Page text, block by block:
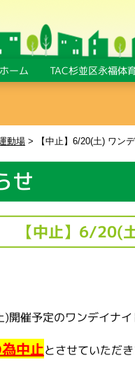
動場 > 【中止】6/20(土) ワン
せ
【中止】6/20(
開催予定のワンデイナイ
中止とさせていただき
ホーム TAC杉並区永福体